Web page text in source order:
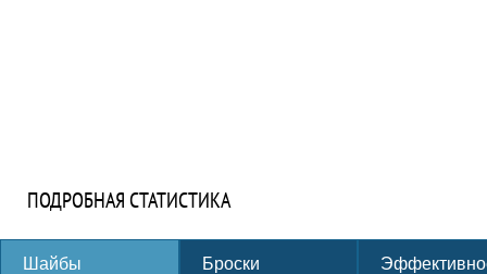
ПОДРОБНАЯ СТАТИСТИКА
Шайбы Броски